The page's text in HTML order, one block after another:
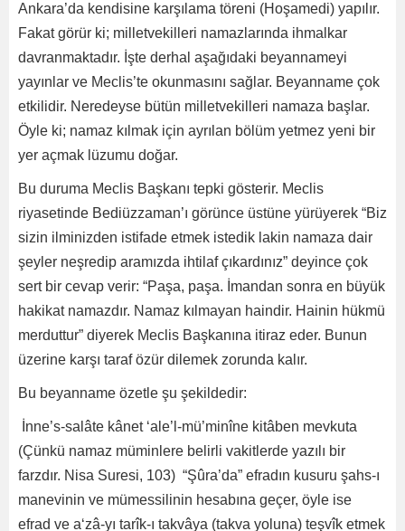
Ankara’da kendisine karşılama töreni (Hoşamedi) yapılır.
Fakat görür ki; milletvekilleri namazlarında ihmalkar
davranmaktadır. İşte derhal aşağıdaki beyannameyi
yayınlar ve Meclis’te okunmasını sağlar. Beyanname çok
etkilidir. Neredeyse bütün milletvekilleri namaza başlar.
Öyle ki; namaz kılmak için ayrılan bölüm yetmez yeni bir
yer açmak lüzumu doğar.
Bu duruma Meclis Başkanı tepki gösterir. Meclis
riyasetinde Bediüzzaman’ı görünce üstüne yürüyerek “Biz
sizin ilminizden istifade etmek istedik lakin namaza dair
şeyler neşredip aramızda ihtilaf çıkardınız” deyince çok
sert bir cevap verir: “Paşa, paşa. İmandan sonra en büyük
hakikat namazdır. Namaz kılmayan haindir. Hainin hükmü
merduttur” diyerek Meclis Başkanına itiraz eder. Bunun
üzerine karşı taraf özür dilemek zorunda kalır.
Bu beyanname özetle şu şekildedir:
İnne’s-salâte kânet ‘ale’l-mü’minîne kitâben mevkuta
(Çünkü namaz müminlere belirli vakitlerde yazılı bir
farzdır. Nisa Suresi, 103) “Şûra’da” efradın kusuru şahs-ı
manevinin ve mümessilinin hesabına geçer, öyle ise
efrad ve a‘zâ-yı tarîk-ı takvâya (takva yoluna) teşvîk etmek